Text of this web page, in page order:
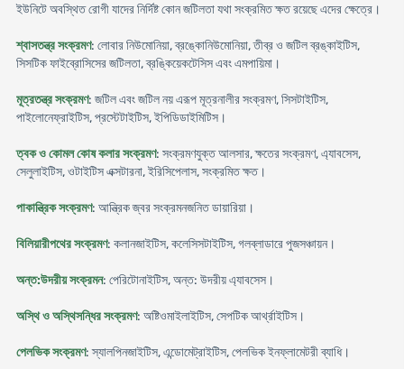
ইউনিটে অবস্থিত রোগী যাদের নির্দিষ্ট কোন জটিলতা যথা সংক্রমিত ক্ষত রয়েছে এদের ক্ষেত্রে।
শ্বাসতন্ত্র সংক্রমণ: লোবার নিউমোনিয়া, ব্রঙ্কোনিউমোনিয়া, তীব্র ও জটিল ব্রঙ্কাইটিস,
সিসটিক ফাইব্রোসিসের জটিলতা, ব্রঙ্কিয়েকটেসিস এবং এমপায়িমা।
মূত্রতন্ত্র সংক্রমণ: জটিল এবং জটিল নয় এরূপ মূত্রনালীর সংক্রমণ, সিসটাইটিস,
পাইলোনেফ্রাইটিস, প্রস্টেটাইটিস, ইপিডিডাইমিটিস।
ত্বক ও কোমল কোষ কলার সংক্রমণ: সংক্রমণযুক্ত আলসার, ক্ষতের সংক্রমণ, এ্যাবসেস,
সেলুলাইটিস, ওটাইটিস এক্সটারনা, ইরিসিপেলাস, সংক্রমিত ক্ষত।
পাকান্ত্রিক সংক্রমণ: আন্ত্রিক জ্বর সংক্রমনজনিত ডায়ারিয়া।
বিলিয়ারীপথের সংক্রমণ: কলানজাইটিস, কলেসিসটাইটিস, গলব্লাডারে পুজসঞ্চায়ন।
অন্ত:উদরীয় সংক্রমন: পেরিটোনাইটিস, অন্ত: উদরীয় এ্যাবসেস।
অস্থি ও অস্থিসন্ধির সংক্রমণ: অষ্টিওমাইলাইটিস, সেপটিক আর্থ্রাইটিস।
পেলভিক সংক্রমণ: স্যালপিনজাইটিস, এন্ডোমেট্রাইটিস, পেলভিক ইনফ্লামেটরী ব্যাধি।